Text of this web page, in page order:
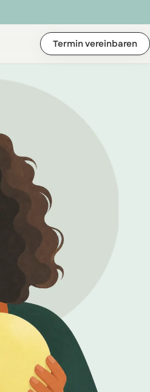
Termin vereinbaren